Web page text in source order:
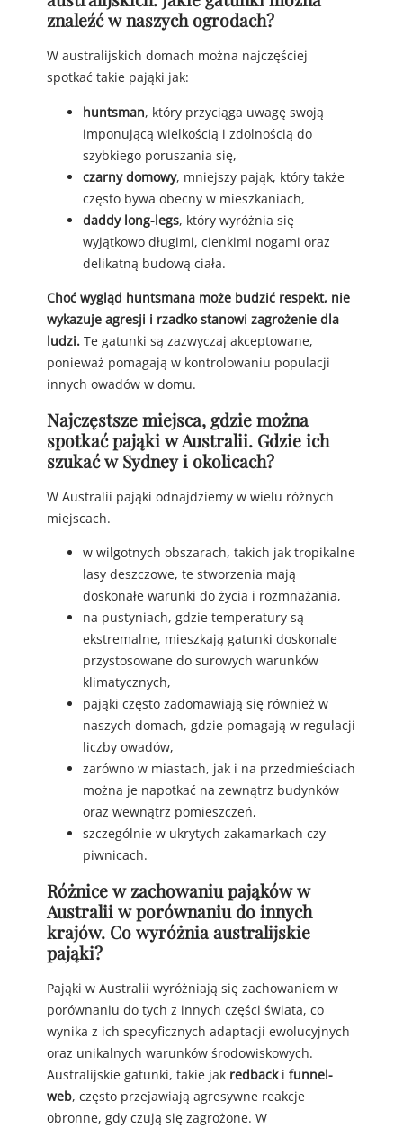
znaleźć w naszych ogrodach?
W australijskich domach można najczęściej
spotkać takie pająki jak:
huntsman, który przyciąga uwagę swoją
imponującą wielkością i zdolnością do
szybkiego poruszania się,
czarny domowy, mniejszy pająk, który także
często bywa obecny w mieszkaniach,
daddy long-legs, który wyróżnia się
wyjątkowo długimi, cienkimi nogami oraz
delikatną budową ciała.
Choć wygląd huntsmana może budzić respekt, nie
wykazuje agresji i rzadko stanowi zagrożenie dla
ludzi. Te gatunki są zazwyczaj akceptowane,
ponieważ pomagają w kontrolowaniu populacji
innych owadów w domu.
Najczęstsze miejsca, gdzie można
spotkać pająki w Australii. Gdzie ich
szukać w Sydney i okolicach?
W Australii pająki odnajdziemy w wielu różnych
miejscach.
w wilgotnych obszarach, takich jak tropikalne
lasy deszczowe, te stworzenia mają
doskonałe warunki do życia i rozmnażania,
na pustyniach, gdzie temperatury są
ekstremalne, mieszkają gatunki doskonale
przystosowane do surowych warunków
klimatycznych,
pająki często zadomawiają się również w
naszych domach, gdzie pomagają w regulacji
liczby owadów,
zarówno w miastach, jak i na przedmieściach
można je napotkać na zewnątrz budynków
oraz wewnątrz pomieszczeń,
szczególnie w ukrytych zakamarkach czy
piwnicach.
Różnice w zachowaniu pająków w
Australii w porównaniu do innych
krajów. Co wyróżnia australijskie
pająki?
Pająki w Australii wyróżniają się zachowaniem w
porównaniu do tych z innych części świata, co
wynika z ich specyficznych adaptacji ewolucyjnych
oraz unikalnych warunków środowiskowych.
Australijskie gatunki, takie jak redbacki funnel-
web, często przejawiają agresywne reakcje
obronne, gdy czują się zagrożone. W